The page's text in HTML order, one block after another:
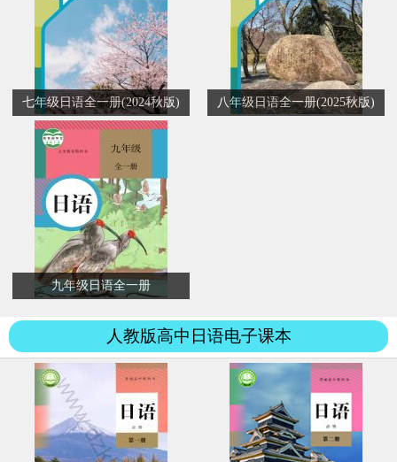
七年级日语全一册(2024秋版) 八年级日语全一册(2025秋版)
九年级日语全一册
人教版高中日语电子课本